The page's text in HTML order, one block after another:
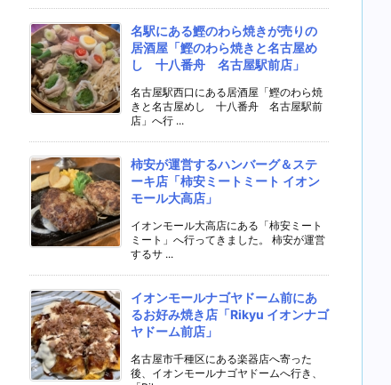
名駅にある鰹のわら焼きが売りの
居酒屋「鰹のわら焼きと名古屋め
し 十八番舟 名古屋駅前店」
名古屋駅西口にある居酒屋「鰹のわら焼
きと名古屋めし 十八番舟 名古屋駅前
店」へ行 ...
柿安が運営するハンバーグ＆ステ
ーキ店「柿安ミートミート イオン
モール大高店」
イオンモール大高店にある「柿安ミート
ミート」へ行ってきました。 柿安が運営
するサ ...
イオンモールナゴヤドーム前にあ
るお好み焼き店「Rikyu イオンナゴ
ヤドーム前店」
名古屋市千種区にある楽器店へ寄った
後、イオンモールナゴヤドームへ行き、